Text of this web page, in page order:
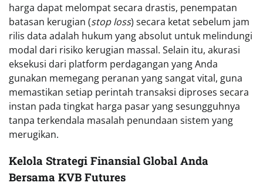
harga dapat melompat secara drastis, penempatan
batasan kerugian (stop loss) secara ketat sebelum jam
rilis data adalah hukum yang absolut untuk melindungi
modal dari risiko kerugian massal. Selain itu, akurasi
eksekusi dari platform perdagangan yang Anda
gunakan memegang peranan yang sangat vital, guna
memastikan setiap perintah transaksi diproses secara
instan pada tingkat harga pasar yang sesungguhnya
tanpa terkendala masalah penundaan sistem yang
merugikan.
Kelola Strategi Finansial Global Anda
Bersama KVB Futures